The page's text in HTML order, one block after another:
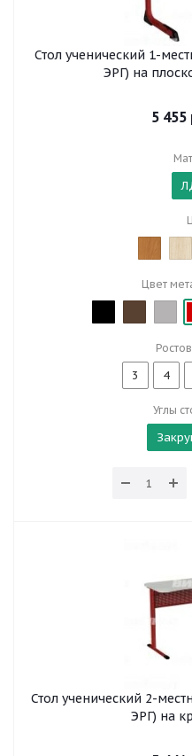
Стол ученический 1-
ЭРГ) на
5 455
Цвет
3 4
Углы
Стол ученический 2-
ЭРГ) на